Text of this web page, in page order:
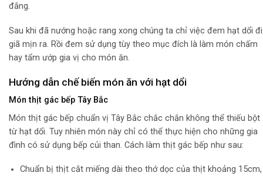
đắng.
Sau khi đã nướng hoặc rang xong chúng ta chỉ việc đem hạt dổi đi
giã mịn ra. Rồi đem sử dụng tùy theo mục đích là làm món chấm
hay tẩm ướp gia vị cho món ăn.
Hướng dẫn chế biến món ăn với hạt dổi
Món thịt gác bếp Tây Bắc
Món thịt gác bếp chuẩn vị Tây Bắc chắc chắn không thể thiếu bột
từ hạt dổi. Tuy nhiên món này chỉ có thể thực hiện cho những gia
đình có sử dụng bếp củi than. Cách làm thịt gác bếp như sau:
Chuẩn bị thịt cắt miếng dài theo thớ dọc của thịt khoảng 15cm,